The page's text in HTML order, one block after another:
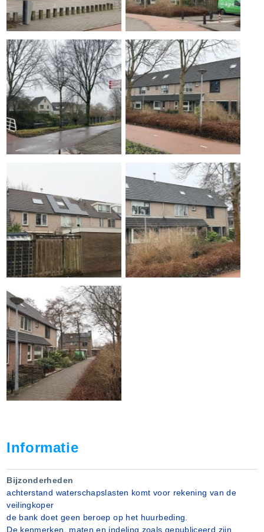
Informatie
Bijzonderheden
achterstand waterschapslasten komt voor rekening van de
veilingkoper
de bank doet geen beroep op het huurbeding.
De kenmerken, maten en indeling zoals gepubliceerd zijn